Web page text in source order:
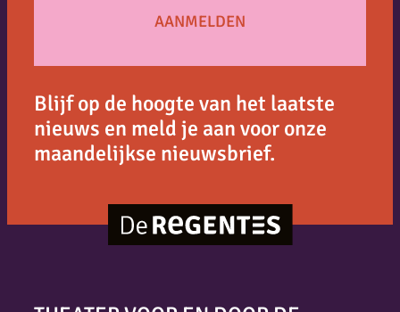
Blijf op de hoogte van het laatste
nieuws en meld je aan voor onze
maandelijkse nieuwsbrief.